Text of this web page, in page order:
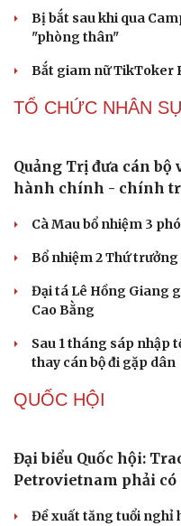
Bị bắt sau khi qua
"phòng thân"
Bắt giam nữ TikToker
TỔ CHỨC NHÂN
Quảng Trị đưa cán
hành chính - chính
Cà Mau bổ nhiệm 3
Bổ nhiệm 2 Thứ
Đại tá Lê Hồng Giang
Cao Bằng
Sau 1 tháng sáp nhập
thay cán bộ đi gặp dân
QUỐC HỘI
Đại biểu Quốc hội:
Petrovietnam phải
Đề xuất tăng tuổi nghỉ